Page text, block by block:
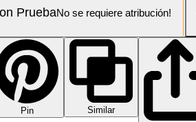
PruebaNo se requiere atribución!
Pin
Similar